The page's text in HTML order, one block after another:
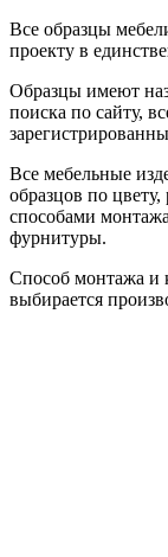
Все образцы
проекту в
Образцы имеют
поиска по сайту,
Все мебельные
образцов по
способами
фурнитуры.
Способ монтажа и
выбирается